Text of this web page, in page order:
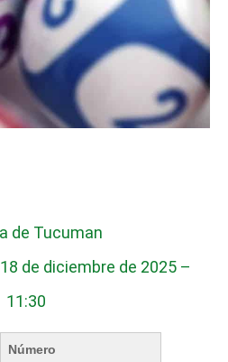
de Tucuman
de diciembre de 2025 –
11:30
Número